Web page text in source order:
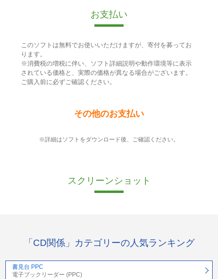
お支払い
このソフトは無料でお使いいただけますが、寄付を募ってお
ります。
※消費税の増税に伴い、ソフト詳細説明や動作環境等に表示
されている価格と、実際の価格が異なる場合がございます。
ご購入前に必ずご確認ください。
その他のお支払い
※詳細はソフトをダウンロード後、ご確認ください。
スクリーンショット
「CD関係」カテゴリーの人気ランキング
書見台 PPC
電子ブックリーダー (PPC)